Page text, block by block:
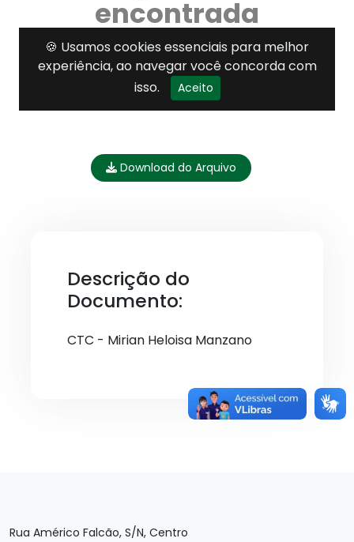
Download do Arquivo
Descrição do
Documento:
CTC - Mirian Heloisa Manzano
Rua Américo Falcão, S/N, Centro